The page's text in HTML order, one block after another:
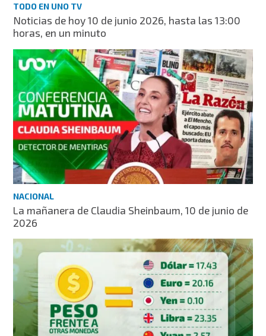
TODO EN UNO TV
Noticias de hoy 10 de junio 2026, hasta las 13:00
horas, en un minuto
NACIONAL
La mañanera de Claudia Sheinbaum, 10 de junio de
2026